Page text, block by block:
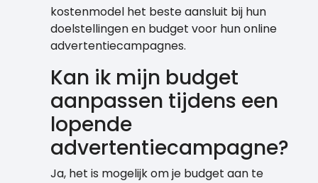
kostenmodel het beste aansluit bij hun
doelstellingen en budget voor hun online
advertentiecampagnes.
Kan ik mijn budget
aanpassen tijdens een
lopende
advertentiecampagne?
Ja, het is mogelijk om je budget aan te